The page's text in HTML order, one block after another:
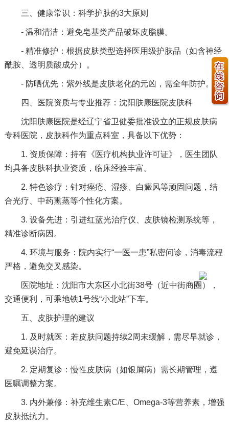
三、健康常识：科学护肤的3大原则
- 温和清洁：避免皂基类产品破坏皮脂膜。
- 精准修护：根据皮肤类型选择医用级护肤品（如含神经
酰胺、透明质酸成分）。
- 防晒优先：紫外线是皮肤老化的元凶，需全年防护。
四、医院资质与专业推荐：沈阳肤康医院皮肤科
沈阳肤康医院是经辽宁省卫健委批准设立的正规皮肤病
专科医院，皮肤科作为重点科室，具备以下优势：
1. 资质保障：持有《医疗机构执业许可证》，医生团队
均具备皮肤科执业资质，临床经验丰富。
2. 特色诊疗：针对痤疮、湿疹、白癜风等顽固问题，结
合光疗、中药熏蒸等个性化方案。
3. 设备先进：引进红蓝光治疗仪、皮肤镜检测系统等，
精准诊断病因。
4. 环境与服务：院内实行“一医一患”私密问诊，消毒流程
严格，避免交叉感染。
医院地址：沈阳市大东区小北街38号（近中街商圈），
交通便利，可乘地铁1号线“小北站”下车。
五、皮肤护理的建议
1. 及时就医：若皮肤问题持续2周未缓解，需尽早就诊，
避免延误治疗。
2. 定期复诊：慢性皮肤病（如银屑病）需长期管理，遵
医嘱调整方案。
3. 内外兼修：补充维生素C/E、Omega-3等营养素，增强
皮肤抵抗力。